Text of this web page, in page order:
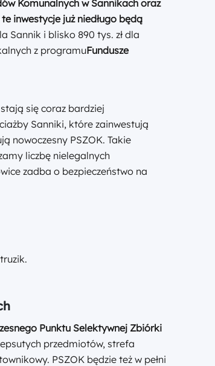
Komunalnych w Sannikach oraz
inwestycje już niedługo będą
Sannik i blisko 890 tys. zł dla
z programuFundusze
się coraz bardziej
Sanniki, które zainwestują
nowoczesny PSZOK. Takie
liczbę nielegalnych
zadba o bezpieczeństwo na
Punktu Selektywnej Zbiórki
przedmiotów, strefa
PSZOK będzie też w pełni